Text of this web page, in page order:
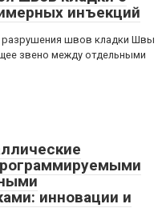
инъекций
разрушения швов кладки Швы
звено между отдельными
инновации и